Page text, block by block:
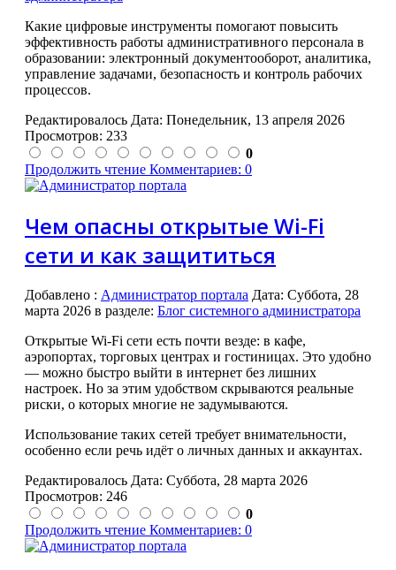
Какие цифровые инструменты помогают повысить
эффективность работы административного персонала в
образовании: электронный документооборот, аналитика,
управление задачами, безопасность и контроль рабочих
процессов.
Редактировалось Дата: Понедельник, 13 апреля 2026
Просмотров: 233
0
Продолжить чтение Комментариев: 0
Чем опасны открытые Wi-Fi
сети и как защититься
Добавлено : Администратор портала Дата: Суббота, 28
марта 2026 в разделе: Блог системного администратора
Открытые Wi-Fi сети есть почти везде: в кафе,
аэропортах, торговых центрах и гостиницах. Это удобно
— можно быстро выйти в интернет без лишних
настроек. Но за этим удобством скрываются реальные
риски, о которых многие не задумываются.
Использование таких сетей требует внимательности,
особенно если речь идёт о личных данных и аккаунтах.
Редактировалось Дата: Суббота, 28 марта 2026
Просмотров: 246
0
Продолжить чтение Комментариев: 0